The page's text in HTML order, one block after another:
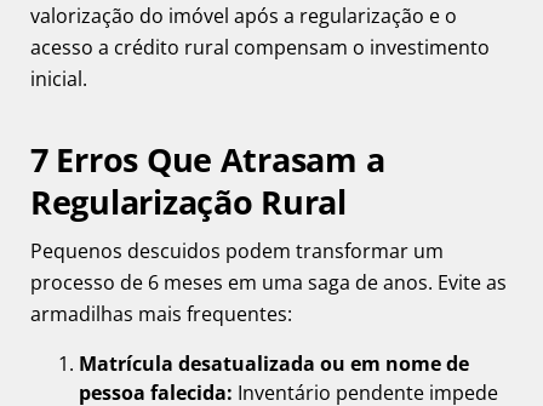
valorização do imóvel após a regularização e o
acesso a crédito rural compensam o investimento
inicial.
7 Erros Que Atrasam a
Regularização Rural
Pequenos descuidos podem transformar um
processo de 6 meses em uma saga de anos. Evite as
armadilhas mais frequentes:
Matrícula desatualizada ou em nome de
pessoa falecida: Inventário pendente impede